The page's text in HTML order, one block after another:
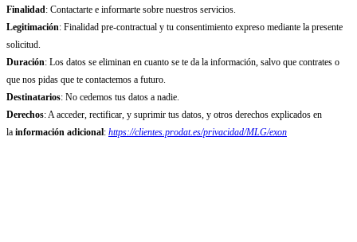
Finalidad: Contactarte e informarte sobre nuestros servicios.
Legitimación: Finalidad pre-contractual y tu consentimiento expreso mediante la presente
solicitud.
Duración: Los datos se eliminan en cuanto se te da la información, salvo que contrates o
que nos pidas que te contactemos a futuro.
Destinatarios: No cedemos tus datos a nadie.
Derechos: A acceder, rectificar, y suprimir tus datos, y otros derechos explicados en
la información adicional: https://clientes.prodat.es/privacidad/MLG/exon